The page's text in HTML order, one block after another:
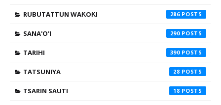
RUBUTATTUN WAƘOƘI 286
SANA'O'I 290
TARIHI 390
TATSUNIYA 28
TSARIN SAUTI 18